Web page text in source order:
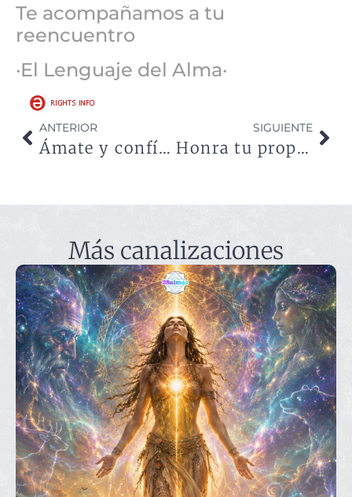
Te acompañamos a tu
reencuentro
·El Lenguaje del Alma·
ANTERIOR
Ámate y confía en tu propio camino
SIGUIENTE
Honra tu propia Luz, para iluminar al mundo
Más canalizaciones